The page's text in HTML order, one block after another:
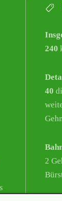
240
40
2